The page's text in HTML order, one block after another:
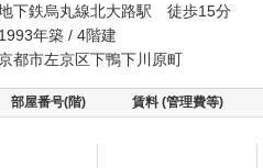
下鉄烏丸線北大路駅 徒歩15分
1993年築 / 4階建
都市左京区下鴨下川原町
部屋番号(階) 賃料 (管理費等)